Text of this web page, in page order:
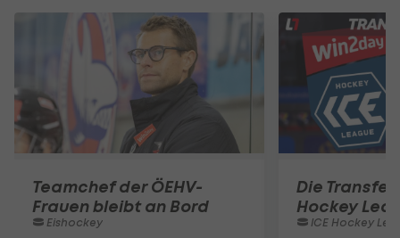
Teamchef der ÖEHV-
Frauen bleibt an Bord
Eishockey
Die
Hockey
ICE Hockey